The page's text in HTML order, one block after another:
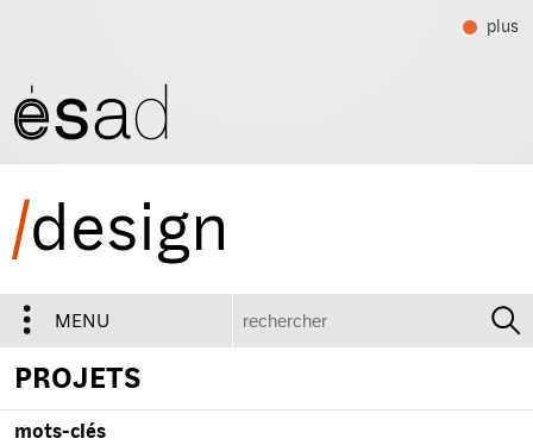
plus
/design
MENU
PROJETS
mots-clés